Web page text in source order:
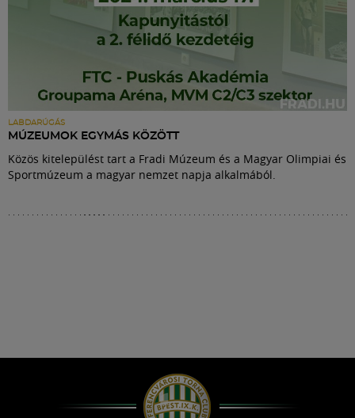
LABDARÚGÁS
MÚZEUMOK EGYMÁS KÖZÖTT
Közös kitelepülést tart a Fradi Múzeum és a Magyar Olimpiai és
Sportmúzeum a magyar nemzet napja alkalmából.